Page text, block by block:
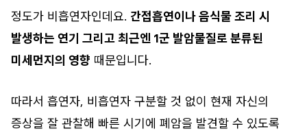
정도가 비흡연자인데요. 간접흡연이나 음식물 조리 시
발생하는 연기 그리고 최근엔 1군 발암물질로 분류된
미세먼지의 영향 때문입니다.
따라서 흡연자, 비흡연자 구분할 것 없이 현재 자신의
증상을 잘 관찰해 빠른 시기에 폐암을 발견할 수 있도록